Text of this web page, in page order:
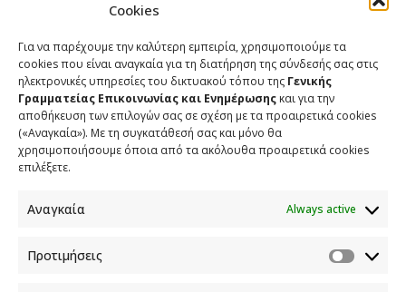
Cookies
Για να παρέχουμε την καλύτερη εμπειρία, χρησιμοποιούμε τα
cookies που είναι αναγκαία για τη διατήρηση της σύνδεσής σας στις
ηλεκτρονικές υπηρεσίες του δικτυακού τόπου της Γενικής
Γραμματείας Επικοινωνίας και Ενημέρωσης και για την
αποθήκευση των επιλογών σας σε σχέση με τα προαιρετικά cookies
(«Αναγκαία»). Με τη συγκατάθεσή σας και μόνο θα
χρησιμοποιήσουμε όποια από τα ακόλουθα προαιρετικά cookies
επιλέξετε.
Αναγκαία Always active
Προτιμήσεις
ΕΠΙΚΟΙΝΩΝΙΑ